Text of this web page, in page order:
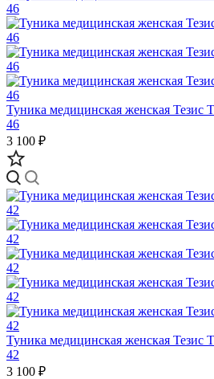
Туника медицинская женская Тезис
46
3 100 ₽
Туника медицинская женская Тезис
42
3 100 ₽